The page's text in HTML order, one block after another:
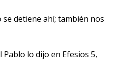
se detiene ahí; también nos
lo dijo en Efesios 5,